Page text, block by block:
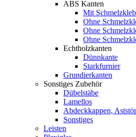
ABS Kanten
Mit
Ohne
Ohne
Ohne
Echtholzkanten
Dünnkante
Starkfurnier
Grundierkanten
Sonstiges Zubehör
Dübelstäbe
Lamellos
Abdeckkappen,
Sonstiges
Leisten